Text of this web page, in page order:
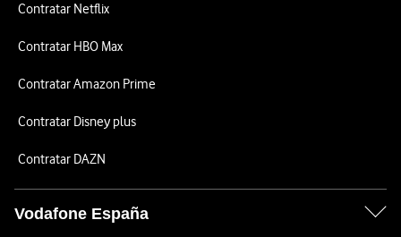
Contratar Netflix
Contratar HBO Max
Contratar Amazon Prime
Contratar Disney plus
Contratar DAZN
Vodafone España